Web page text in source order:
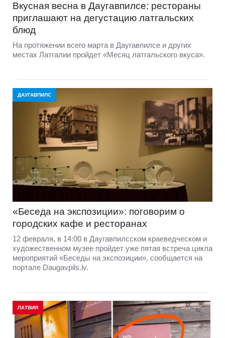
Вкусная весна в Даугавпилсе: рестораны
приглашают на дегустацию латгальских
блюд
На протяжении всего марта в Даугавпилсе и других
местах Латгалии пройдет «Месяц латгальского вкуса».
ДАУГАВПИЛС
«Беседа на экспозиции»: поговорим о
городских кафе и ресторанах
12 февраля, в 14:00 в Даугавпилсском краеведческом и
художественном музее пройдет уже пятая встреча цикла
мероприятий «Беседы на экспозиции», сообщается на
портале Daugavpils.lv.
ЛАТВИЯ